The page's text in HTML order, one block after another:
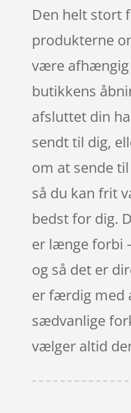
Den helt stort
produkterne
være afhængig
butikkens
afsluttet din
sendt til dig,
om at sende
så du kan frit
bedst for dig.
er længe forbi
og så det er
er færdig med
sædvanlige
vælger altid